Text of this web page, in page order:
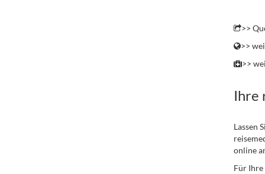
>>
>>
>>
Ihre
Lassen
online
Für